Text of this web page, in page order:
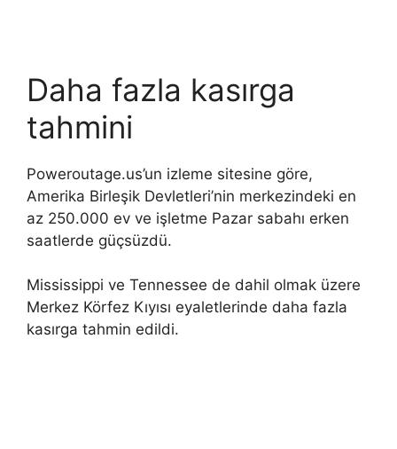
Daha fazla kasırga
tahmini
Poweroutage.us’un izleme sitesine göre,
Amerika Birleşik Devletleri’nin merkezindeki en
az 250.000 ev ve işletme Pazar sabahı erken
saatlerde güçsüzdü.
Mississippi ve Tennessee de dahil olmak üzere
Merkez Körfez Kıyısı eyaletlerinde daha fazla
kasırga tahmin edildi.